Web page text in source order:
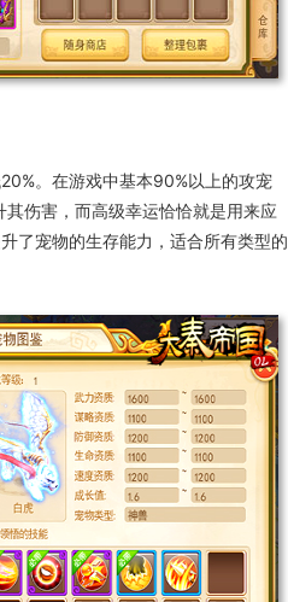
。在游戏中基本90%以上的攻宠
伤害，而高级幸运恰恰就是用来应
了宠物的生存能力，适合所有类型的